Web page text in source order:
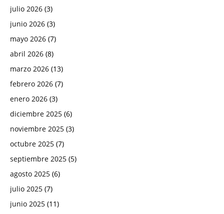
julio 2026 (3)
junio 2026 (3)
mayo 2026 (7)
abril 2026 (8)
marzo 2026 (13)
febrero 2026 (7)
enero 2026 (3)
diciembre 2025 (6)
noviembre 2025 (3)
octubre 2025 (7)
septiembre 2025 (5)
agosto 2025 (6)
julio 2025 (7)
junio 2025 (11)